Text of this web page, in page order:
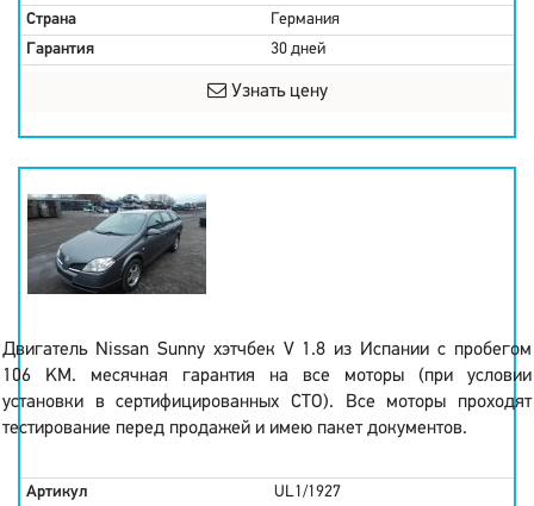
Страна
Германия
Гарантия
30 дней
Узнать цену
Двигатель Nissan Sunny хэтчбек V 1.8 из Испании с пробегом
106 KM. месячная гарантия на все моторы (при условии
установки в сертифицированных СТО). Все моторы проходят
тестирование перед продажей и имею пакет документов.
Артикул
UL1/1927